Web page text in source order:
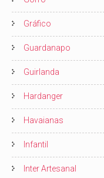
Gráfico
Guardanapo
Guirlanda
Hardanger
Havaianas
Infantil
Inter Artesanal